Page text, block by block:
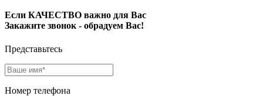
Если КАЧЕСТВО важно для Вас
Закажите звонок - обрадуем Вас!
Представьтесь
Номер телефона